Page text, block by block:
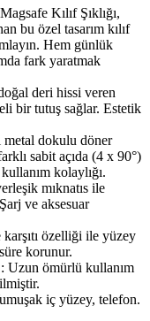
Kılıf Şıklığı,
bu özel tasarım kılıf
Hem günlük
fark yaratmak
deri hissi veren
bir tutuş sağlar. Estetik
dokulu döner
sabit açıda (4 x 90°)
kolaylığı.
mıknatıs ile
ve aksesuar
özelliği ile yüzey
korunur.
Uzun ömürlü kullanım
iç yüzey, telefon.